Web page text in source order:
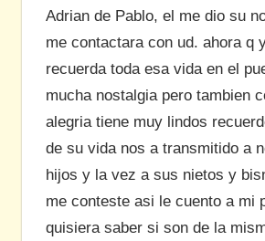
Adrian de Pablo, el me dio su
me contactara con ud. ahora q
recuerda toda esa vida en el
mucha nostalgia pero tambien
alegria tiene muy lindos
de su vida nos a transmitido a
hijos y la vez a sus nietos y
me conteste asi le cuento a mi
quisiera saber si son de la